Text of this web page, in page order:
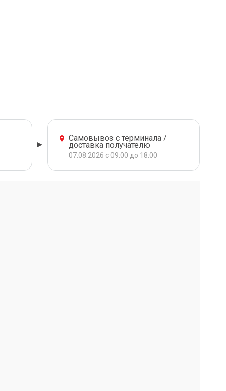
Самовывоз с терминала /
доставка получателю
07.08.2026 с 09:00 до 18:00